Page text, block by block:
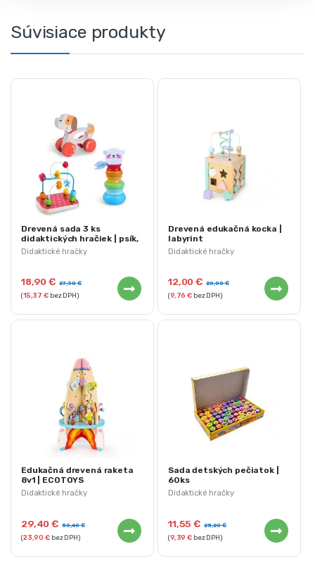
Súvisiace produkty
Didaktické hračky
Drevená sada 3 ks
didaktických hračiek | psík,
labyrint, veža
18,90€ 27,30€
(15,37€bez DPH)
Didaktické hračky
Drevená edukačná kocka |
labyrint
12,00€ 20,00€
(9,76€ bez DPH)
Didaktické hračky
Edukačná drevená raketa
8v1 | ECOTOYS
29,40€ 50,40€
(23,90€bez DPH)
Didaktické hračky
Sada detských pečiatok |
60ks
11,55€ 25,20€
(9,39€ bez DPH)